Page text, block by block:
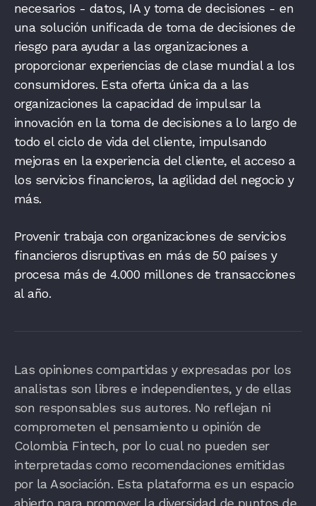
necesarios - datos, IA y toma de decisiones - en
una solución unificada de toma de decisiones de
riesgo para ayudar a las organizaciones a
proporcionar experiencias de clase mundial a los
consumidores. Esta oferta única da a las
organizaciones la capacidad de impulsar la
innovación en la toma de decisiones a lo largo de
todo el ciclo de vida del cliente, impulsando
mejoras en la experiencia del cliente, el acceso a
los servicios financieros, la agilidad del negocio y
más.
Provenir trabaja con organizaciones de servicios
financieros disruptivas en más de 50 países y
procesa más de 4.000 millones de transacciones
al año.
Las opiniones compartidas y expresadas por los
analistas son libres e independientes, y de ellas
son responsables sus autores. No reflejan ni
comprometen el pensamiento u opinión de
Colombia Fintech, por lo cual no pueden ser
interpretadas como recomendaciones emitidas
por la Asociación. Esta plataforma es un espacio
abierto para promover la diversidad de puntos de